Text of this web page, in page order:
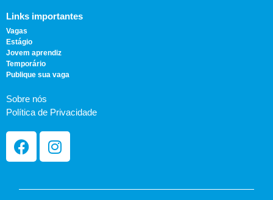
Links importantes
Vagas
Estágio
Jovem aprendiz
Temporário
Publique sua vaga
Sobre nós
Política de Privacidade